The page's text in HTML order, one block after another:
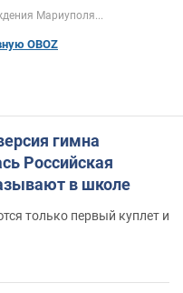
Мариуполя...
OBOZ
гимна
Российская
в школе
только первый куплет и